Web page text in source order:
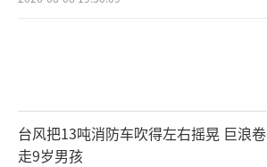
台风把13吨消防车吹得左右摇晃 巨浪卷
走9岁男孩